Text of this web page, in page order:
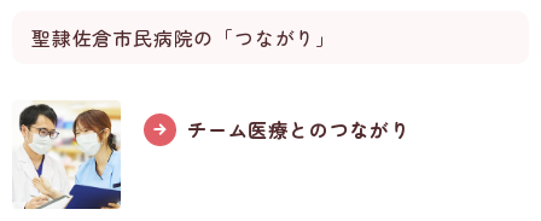
聖隷佐倉市民病院の「つながり」
チーム医療とのつながり